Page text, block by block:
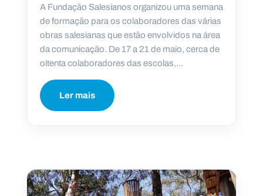
A Fundação Salesianos organizou uma semana
de formação para os colaboradores das várias
obras salesianas que estão envolvidos na área
da comunicação. De 17 a 21 de maio, cerca de
oitenta colaboradores das escolas,...
Ler mais